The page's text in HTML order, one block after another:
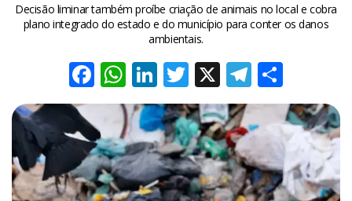
Decisão liminar também proíbe criação de animais no local e cobra
plano integrado do estado e do município para conter os danos
ambientais.
Facebook
WhatsApp
LinkedIn
Twitter
X